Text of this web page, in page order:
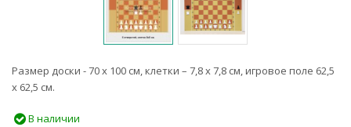
Размер доски - 70 х 100 см, клетки – 7,8 х 7,8 см, игровое поле 62,5
х 62,5 см.
В наличии